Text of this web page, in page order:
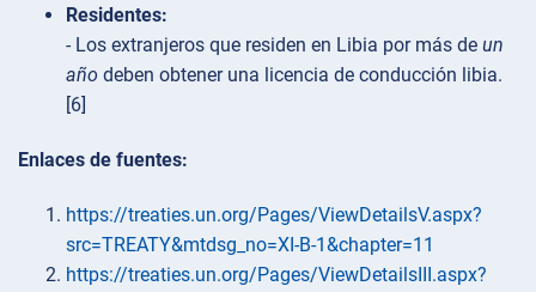
Residentes:
- Los extranjeros que residen en Libia por más de un
año deben obtener una licencia de conducción libia.
[6]
Enlaces de fuentes:
https://treaties.un.org/Pages/ViewDetailsV.aspx?
src=TREATY&mtdsg_no=XI-B-1&chapter=11
https://treaties.un.org/Pages/ViewDetailsIII.aspx?